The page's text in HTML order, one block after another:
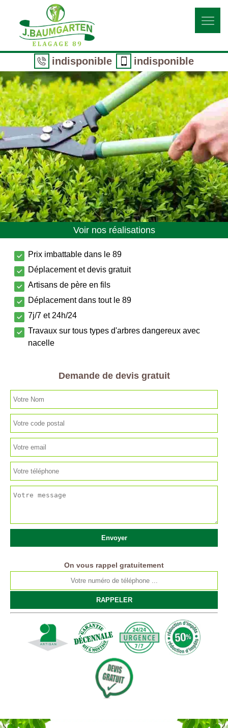
indisponible indisponible
Voir nos réalisations
Prix imbattable dans le 89
Déplacement et devis gratuit
Artisans de père en fils
Déplacement dans tout le 89
7j/7 et 24h/24
Travaux sur tous types d'arbres dangereux avec
nacelle
Demande de devis gratuit
On vous rappel gratuitement